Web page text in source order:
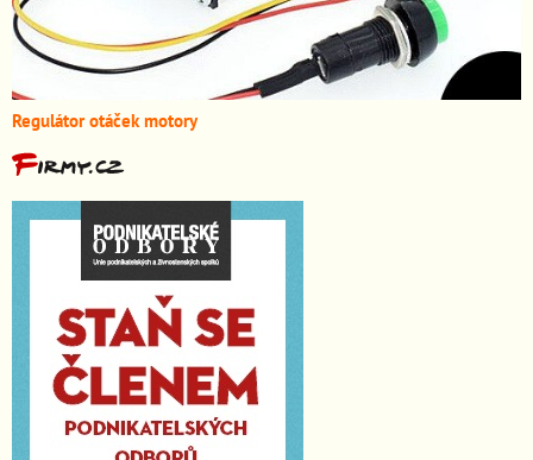
Regulátor otáček motory